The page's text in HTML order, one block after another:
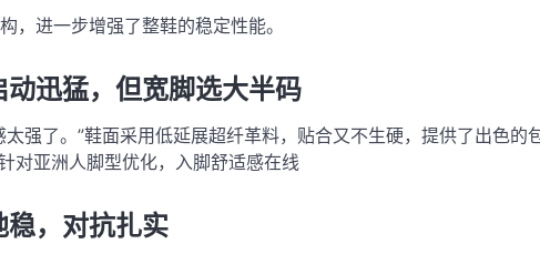
，进一步增强了整鞋的稳定性能。
迅猛，但宽脚选大半码
强了。”鞋面采用低延展超纤革料，贴合又不生硬，提供了出色的
对亚洲人脚型优化，入脚舒适感在线
，对抗扎实